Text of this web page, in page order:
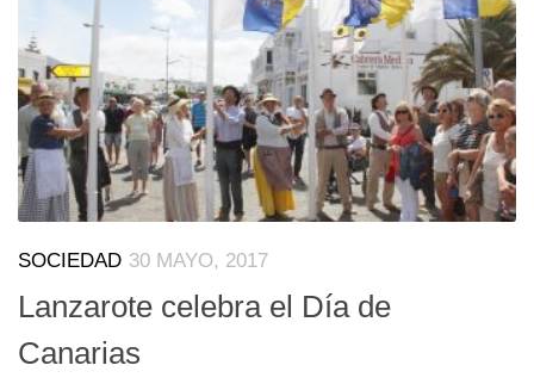
SOCIEDAD 30 MAYO, 2017
Lanzarote celebra el Día de
Canarias